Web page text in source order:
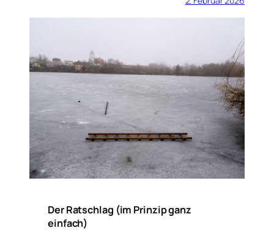
Der Ratschlag (im Prinzip ganz
einfach)